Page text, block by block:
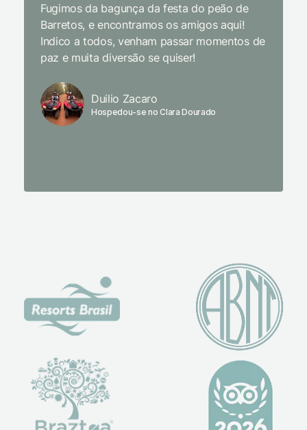
Fugimos da bagunça da festa do peão de
Barretos, e encontramos os amigos aqui!
Indico a todos, venham passar momentos de
paz e muita diversão se quiser!
Duilio Zacaro
Hospedou-se no Clara Dourado